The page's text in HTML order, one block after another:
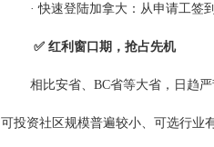
·快速登陆加拿大：从申请工签
✅ 红利窗口期，抢占先机
相比安省、BC省等大省，日趋
可投资社区规模普遍较小、可选行业